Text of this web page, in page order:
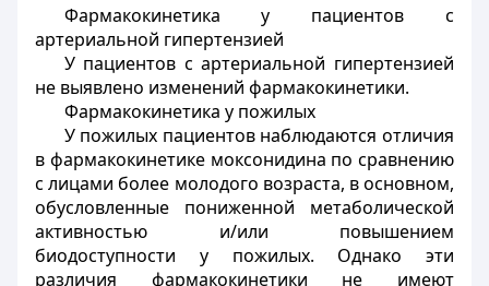
Фармакокинетика у пациентов с
артериальной гипертензией
У пациентов с артериальной гипертензией
не выявлено изменений фармакокинетики.
Фармакокинетика у пожилых
У пожилых пациентов наблюдаются отличия
в фармакокинетике моксонидина по сравнению
с лицами более молодого возраста, в основном,
обусловленные пониженной метаболической
активностью и/или повышением
биодоступности у пожилых. Однако эти
различия фармакокинетики не имеют